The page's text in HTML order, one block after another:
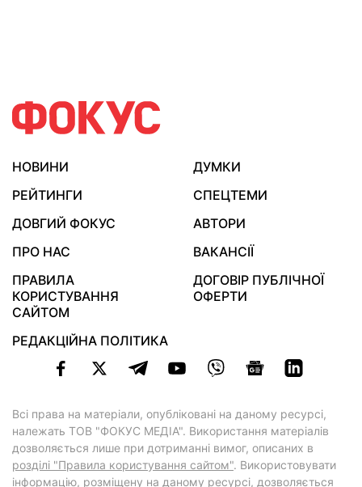
НОВИНИ
ДУМКИ
РЕЙТИНГИ
СПЕЦТЕМИ
ДОВГИЙ ФОКУС
АВТОРИ
ПРО НАС
ВАКАНСІЇ
ПРАВИЛА
КОРИСТУВАННЯ
САЙТОМ
ДОГОВІР ПУБЛІЧНОЇ
ОФЕРТИ
РЕДАКЦІЙНА ПОЛІТИКА
Всі права на матеріали, опубліковані на даному ресурсі,
належать ТОВ "ФОКУС МЕДІА". Використання матеріалів
дозволяється лише при дотриманні вимог, описаних в
розділі "Правила користування сайтом". Використовувати
інформацію, розміщену на даному ресурсі, дозволяється